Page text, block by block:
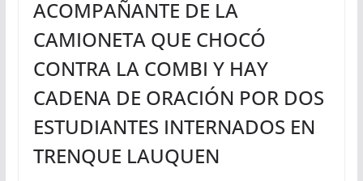
ACOMPAÑANTE DE LA
CAMIONETA QUE CHOCÓ
CONTRA LA COMBI Y HAY
CADENA DE ORACIÓN POR DOS
ESTUDIANTES INTERNADOS EN
TRENQUE LAUQUEN